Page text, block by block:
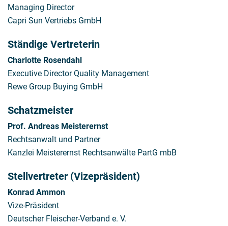
Managing Director
Capri Sun Vertriebs GmbH
Ständige Vertreterin
Charlotte Rosendahl
Executive Director Quality Management
Rewe Group Buying GmbH
Schatzmeister
Prof. Andreas Meisterernst
Rechtsanwalt und Partner
Kanzlei Meisterernst Rechtsanwälte PartG mbB
Stellvertreter (Vizepräsident)
Konrad Ammon
Vize-Präsident
Deutscher Fleischer-Verband e. V.